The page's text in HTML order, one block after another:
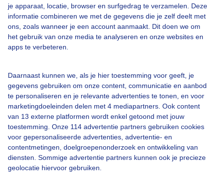
je apparaat, locatie, browser en surfgedrag te verzamelen. Deze
informatie combineren we met de gegevens die je zelf deelt met
ons, zoals wanneer je een account aanmaakt. Dit doen we om
het gebruik van onze media te analyseren en onze websites en
apps te verbeteren.
Daarnaast kunnen we, als je hier toestemming voor geeft, je
gegevens gebruiken om onze content, communicatie en aanbod
te personaliseren en je relevante advertenties te tonen, en voor
marketingdoeleinden delen met 4 mediapartners. Ook content
van 13 externe platformen wordt enkel getoond met jouw
toestemming. Onze 114 advertentie partners gebruiken cookies
voor gepersonaliseerde advertenties, advertentie- en
contentmetingen, doelgroepenonderzoek en ontwikkeling van
diensten. Sommige advertentie partners kunnen ook je precieze
geolocatie hiervoor gebruiken.
Een moment geduld aub...
Over Buienradar
Bedrijfsgegevens
Veelgestelde vragen